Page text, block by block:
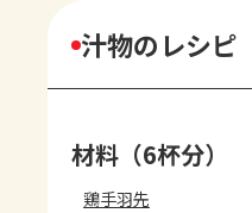
汁物のレシピ
材料（6杯分）
鶏手羽先